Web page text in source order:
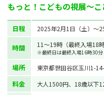
もっと！こどもの視展〜
日程 2025年2月1日（土）～
時間 11〜19時（最終入場18時
※最終日は最終入場16時30分
場所 東京都世田谷区玉川1-
料金 大人1500円、18歳以下